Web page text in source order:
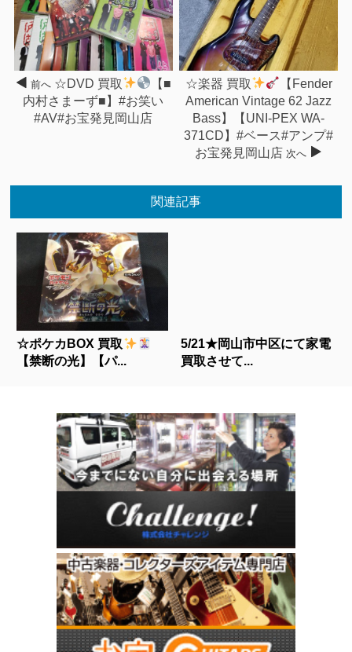
前へ ☆DVD 買取
【■
内村さまーず■】#お笑い
#AV#お宝発見岡山店
☆楽器 買取
【Fender
American Vintage 62 Jazz
Bass】【UNI-PEX WA-
371CD】#ベース#アンプ#
お宝発見岡山店 次へ
関連記事
☆ポケカBOX 買取
【禁断の光】【パ...
5/21★岡山市中区にて家電
買取させて...